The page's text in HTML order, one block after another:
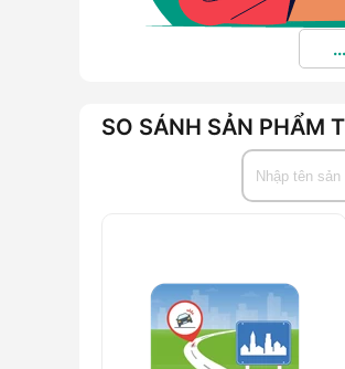
SO SÁNH SẢN PHẨM